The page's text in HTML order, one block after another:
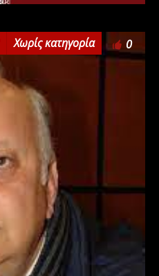
Χωρίς κατηγορία 0